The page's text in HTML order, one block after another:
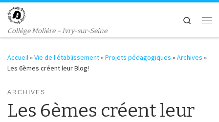
Passer au contenu
Collège Molière – Ivry-sur-Seine
Search
Accueil »Vie de l'établissement»Projets pédagogiques »Archives »
Les 6èmes créent leur Blog!
ARCHIVES
Les 6èmes créent leur